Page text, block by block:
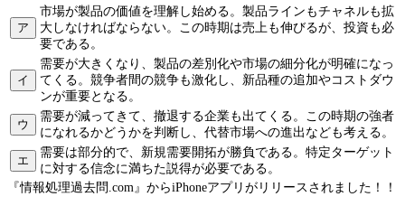
ア
市場が製品の価値を理解し始める。製品ラインもチャネルも拡
大しなければならない。この時期は売上も伸びるが、投資も必
要である。
イ
需要が大きくなり、製品の差別化や市場の細分化が明確になっ
てくる。競争者間の競争も激化し、新品種の追加やコストダウ
ンが重要となる。
ウ
需要が減ってきて、撤退する企業も出てくる。この時期の強者
になれるかどうかを判断し、代替市場への進出なども考える。
エ
需要は部分的で、新規需要開拓が勝負である。特定ターゲット
に対する信念に満ちた説得が必要である。
『情報処理過去問.com』からiPhoneアプリがリリースされました！！